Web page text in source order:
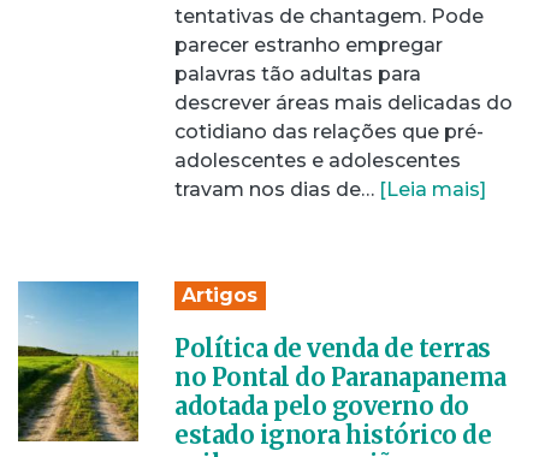
tentativas de chantagem. Pode
parecer estranho empregar
palavras tão adultas para
descrever áreas mais delicadas do
cotidiano das relações que pré-
adolescentes e adolescentes
travam nos dias de… [Leia mais]
Artigos
Política de venda de terras
no Pontal do Paranapanema
adotada pelo governo do
estado ignora histórico de